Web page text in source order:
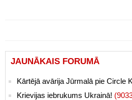
JAUNĀKAIS FORUMĀ
Kārtējā avārija Jūrmalā pie Circle K
Krievijas iebrukums Ukrainā!